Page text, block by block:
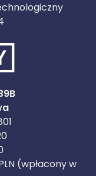
(wpłacony w